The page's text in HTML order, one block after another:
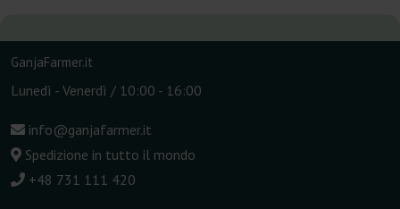
GanjaFarmer.it
Lunedì - Venerdì / 10:00 - 16:00
info@ganjafarmer.it
Spedizione in tutto il mondo
+48 731 111 420